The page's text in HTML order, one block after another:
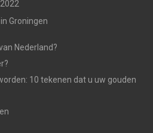
Groningen
Nederland?
10 tekenen dat u uw gouden